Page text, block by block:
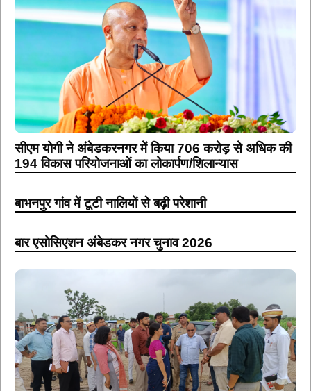
सीएम योगी ने अंबेडकरनगर में किया 706 करोड़ से अधिक की
194 विकास परियोजनाओं का लोकार्पण/शिलान्यास
बाभनपुर गांव में टूटी नालियों से बढ़ी परेशानी
बार एसोसिएशन अंबेडकर नगर चुनाव 2026